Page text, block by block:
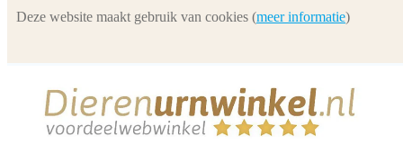
Deze website maakt gebruik van cookies (meer informatie)